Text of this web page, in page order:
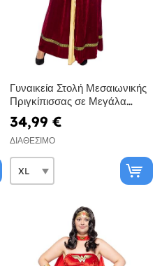
Γυναικεία Στολή Μεσαιωνικής
Πριγκίπισσας σε Μεγάλα
Μεγέθη
34,99 €
ΔΙΑΘΈΣΙΜΟ